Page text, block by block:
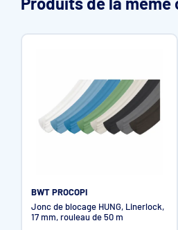
BWT PROCOPI
Jonc de blocage HUNG, Linerlock,
17 mm, rouleau de 50 m